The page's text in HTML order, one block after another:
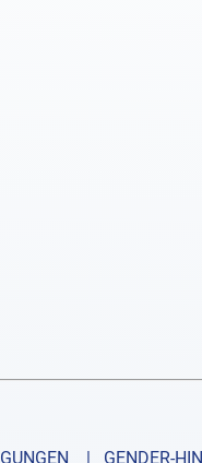
| GENDER-